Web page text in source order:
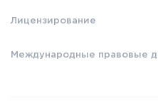
Лицензирование
Международные правовые